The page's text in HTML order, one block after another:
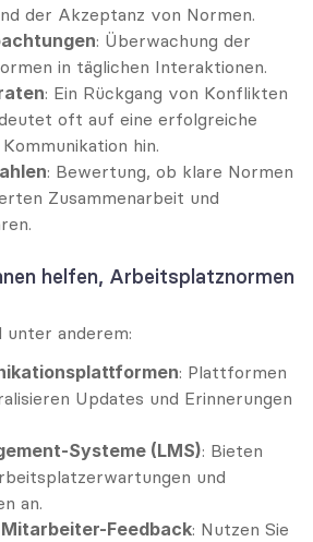
der Akzeptanz von Normen.
: Überwachung der
in täglichen Interaktionen.
: Ein Rückgang von Konflikten
oft auf eine erfolgreiche
hin.
: Bewertung, ob klare Normen
Zusammenarbeit und
helfen, Arbeitsplatznormen
unter anderem:
: Plattformen
Updates und Erinnerungen
Systeme (LMS): Bieten
und
an.
Feedback: Nutzen Sie